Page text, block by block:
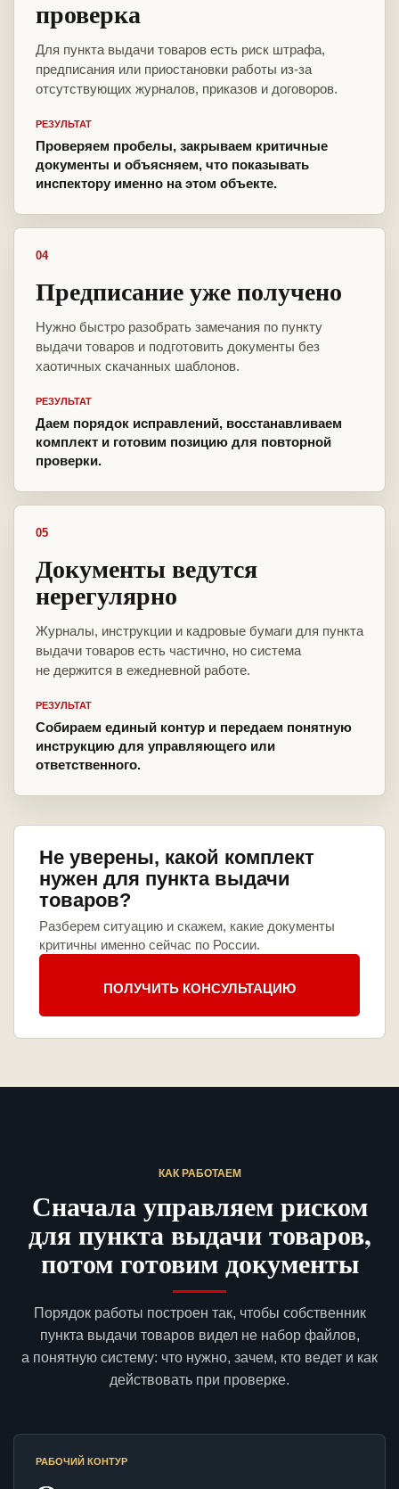
проверка
Для пункта выдачи товаров есть риск штрафа,
предписания или приостановки работы из-за
отсутствующих журналов, приказов и договоров.
РЕЗУЛЬТАТ
Проверяем пробелы, закрываем критичные
документы и объясняем, что показывать
инспектору именно на этом объекте.
04
Предписание уже получено
Нужно быстро разобрать замечания по пункту
выдачи товаров и подготовить документы без
хаотичных скачанных шаблонов.
РЕЗУЛЬТАТ
Даем порядок исправлений, восстанавливаем
комплект и готовим позицию для повторной
проверки.
05
Документы ведутся
нерегулярно
Журналы, инструкции и кадровые бумаги для пункта
выдачи товаров есть частично, но система
не держится в ежедневной работе.
РЕЗУЛЬТАТ
Собираем единый контур и передаем понятную
инструкцию для управляющего или
ответственного.
Не уверены, какой комплект
нужен для пункта выдачи
товаров?
Разберем ситуацию и скажем, какие документы
критичны именно сейчас по России.
ПОЛУЧИТЬ КОНСУЛЬТАЦИЮ
КАК РАБОТАЕМ
Сначала управляем риском
для пункта выдачи товаров,
потом готовим документы
Порядок работы построен так, чтобы собственник
пункта выдачи товаров видел не набор файлов,
а понятную систему: что нужно, зачем, кто ведет и как
действовать при проверке.
РАБОЧИЙ КОНТУР